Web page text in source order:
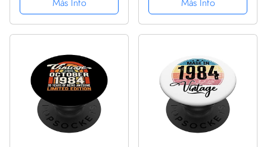
Intercambiable
Intercambiable